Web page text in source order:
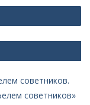
советников.
советников»